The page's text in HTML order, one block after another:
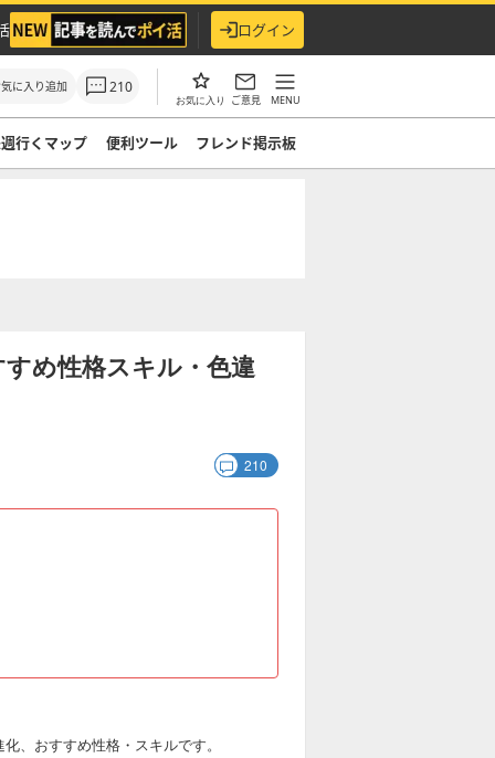
ログイン
に入り追加 210
お気に入り ご意見 MENU
行くマップ 便利ツール フレンド掲示板
め性格スキル・色違
210
、おすすめ性格・スキルです。